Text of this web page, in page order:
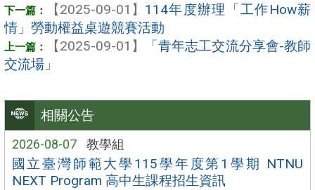
相關公告
2026-08-07 教學組
國立臺灣師範大學115學年度第1學期 NTNU
NEXT Program 高中生課程招生資訊
【2025-09-01】 114年度辦理「工作How薪
情」勞動權益桌遊競賽活動
【2025-09-01】
「青年志工交流分享會-教師
交流場」